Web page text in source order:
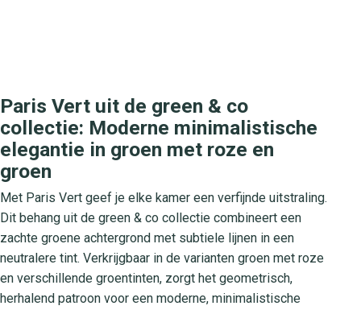
Paris Vert uit de green & co
collectie: Moderne minimalistische
elegantie in groen met roze en
groen
Met Paris Vert geef je elke kamer een verfijnde uitstraling.
Dit behang uit de green & co collectie combineert een
zachte groene achtergrond met subtiele lijnen in een
neutralere tint. Verkrijgbaar in de varianten groen met roze
en verschillende groentinten, zorgt het geometrisch,
herhalend patroon voor een moderne, minimalistische